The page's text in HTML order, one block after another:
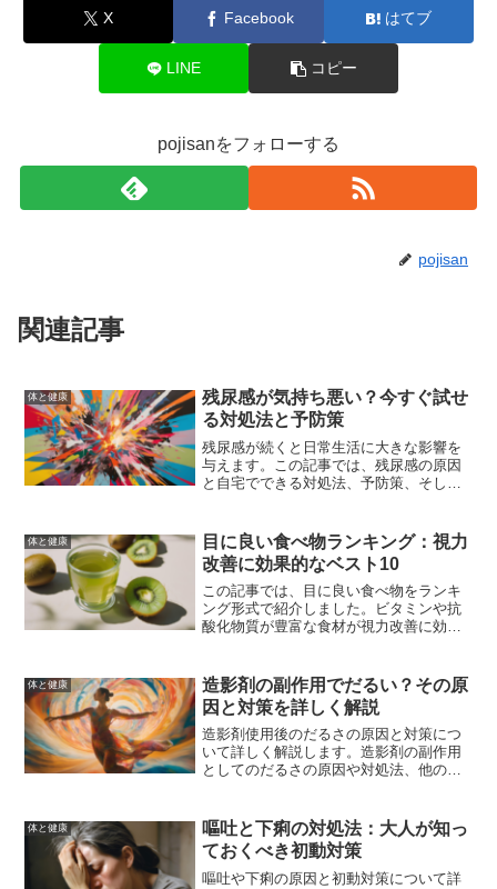
X Facebook はてブ
LINE コピー
pojisanをフォローする
pojisan
関連記事
体と健康
残尿感が気持ち悪い？今すぐ試せ
る対処法と予防策
残尿感が続くと日常生活に大きな影響を
与えます。この記事では、残尿感の原因
と自宅でできる対処法、予防策、そして
り戻しましょう。
体と健康
目に良い食べ物ランキング：視力
改善に効果的なベスト10
この記事では、目に良い食べ物をランキ
ング形式で紹介しました。ビタミンや抗
酸化物質が豊富な食材が視力改善に効果
ができます。
体と健康
造影剤の副作用でだるい？その原
因と対策を詳しく解説
造影剤使用後のだるさの原因と対策につ
いて詳しく解説します。造影剤の副作用
としてのだるさの原因や対処法、他の副
体と健康
嘔吐と下痢の対処法：大人が知っ
ておくべき初動対策
嘔吐や下痢の原因と初動対策について詳